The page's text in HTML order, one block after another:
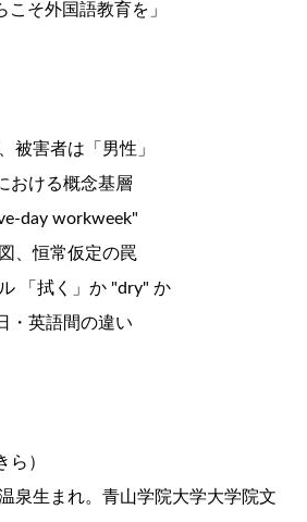
そ外国語教育を」
被害者は「男性」
おける概念基層
day workweek"
、恒常仮定の罠
「拭く」か "dry" か
・英語間の違い
ら）
泉生まれ。青山学院大学大学院文